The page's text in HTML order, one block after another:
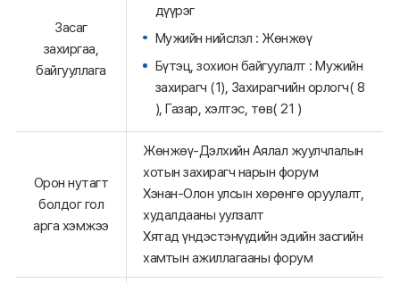
Засаг
захиргаа,
байгууллага
дүүрэг
Мужийн нийслэл : Жөнжөү
Бүтэц, зохион байгуулалт : Мужийн
захирагч (1), Захирагчийн орлогч( 8
), Газар, хэлтэс, төв( 21 )
Орон нутагт
болдог гол
арга хэмжээ
Жөнжөү-Дэлхийн Аялал жуулчлалын
хотын захирагч нарын форум
Хэнан-Олон улсын хөрөнгө оруулалт,
худалдааны уулзалт
Хятад үндэстэнүүдийн эдийн засгийн
хамтын ажиллагааны форум